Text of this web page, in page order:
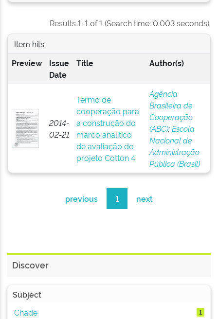
Results 1-1 of 1 (Search time: 0.003 seconds).
Item hits:
Preview
Issue
Date
Title Author(s)
2014-
02-21
Termo de
cooperação para
a construção do
marco analítico
de avaliação do
projeto Cotton 4
Agência
Brasileira de
Cooperação
(ABC);Escola
Nacional de
Administração
Pública (Brasil)
previous 1 next
Discover
Subject
Chade
1